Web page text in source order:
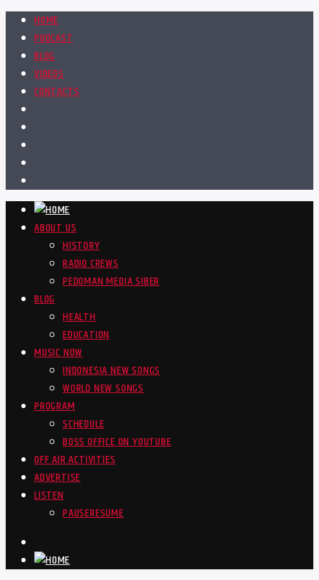
HOME
PODCAST
BLOG
VIDEOS
CONTACTS
ABOUT US
HISTORY
RADIO CREWS
PEDOMAN MEDIA SIBER
BLOG
HEALTH
EDUCATION
MUSIC NOW
INDONESIA NEW SONGS
WORLD NEW SONGS
PROGRAM
SCHEDULE
BOSS OFFICE ON YOUTUBE
OFF AIR ACTIVITIES
ADVERTISE
LISTEN
PAUSERESUME